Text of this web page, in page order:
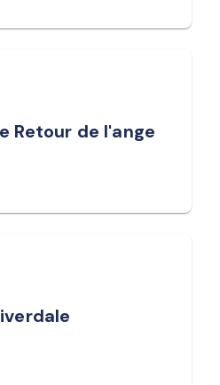
Retour de l'ange